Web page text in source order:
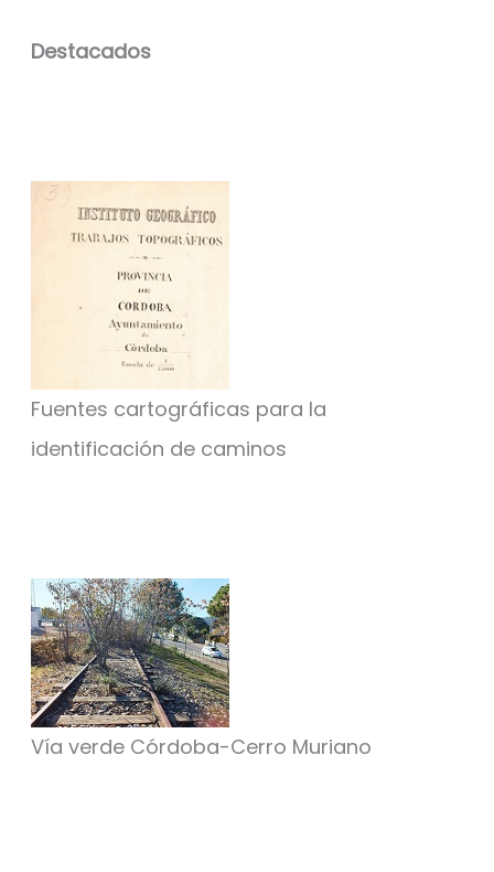
Destacados
Fuentes cartográficas para la
identificación de caminos
Vía verde Córdoba-Cerro Muriano